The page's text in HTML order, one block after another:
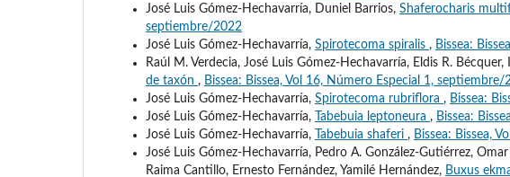
José Luis Gómez-Hechavarría, Duniel Barrios, Shaferocharis
septiembre/2022
José Luis Gómez-Hechavarría, Spirotecoma spiralis , Bissea:
Raúl M. Verdecia, José Luis Gómez-Hechavarría, Eldis R.
de taxón , Bissea: Bissea, Vol 16, Número Especial 1, septiembre/
José Luis Gómez-Hechavarría, Spirotecoma rubriflora , Bissea:
José Luis Gómez-Hechavarría,
Tabebuia leptoneura , Bissea:
José Luis Gómez-Hechavarría,
Tabebuia shaferi , Bissea: Bissea,
José Luis Gómez-Hechavarría, Pedro A. González-Gutiérrez,
Raima Cantillo, Ernesto Fernández, Yamilé Hernández, Buxus